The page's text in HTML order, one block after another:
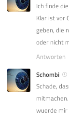
Ich finde
Klar ist vor
geben, die
oder nicht
Antworten
Schombi
Schade,
wuerde mir